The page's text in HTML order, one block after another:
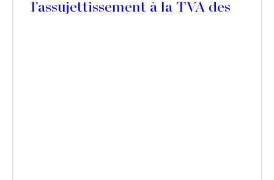
l’assujettissement à la TVA des